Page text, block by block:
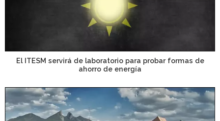
El ITESM servirá de laboratorio para probar formas de
ahorro de energía